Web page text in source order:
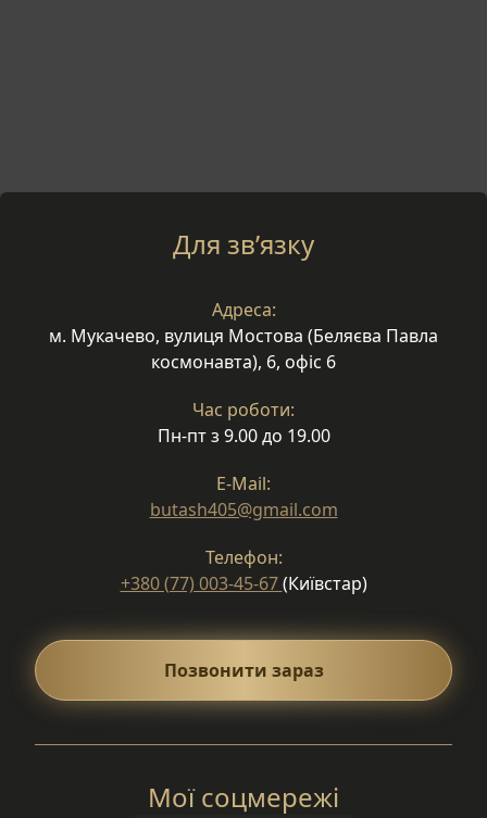
Для зв’язку
Адреса:
м. Мукачево, вулиця Мостова (Беляєва Павла
космонавта), 6, офіс 6
Час роботи:
Пн-пт з 9.00 до 19.00
E-Mail:
butash405@gmail.com
Телефон:
+380 (77) 003-45-67(Київстар)
Позвонити зараз
Мої соцмережі